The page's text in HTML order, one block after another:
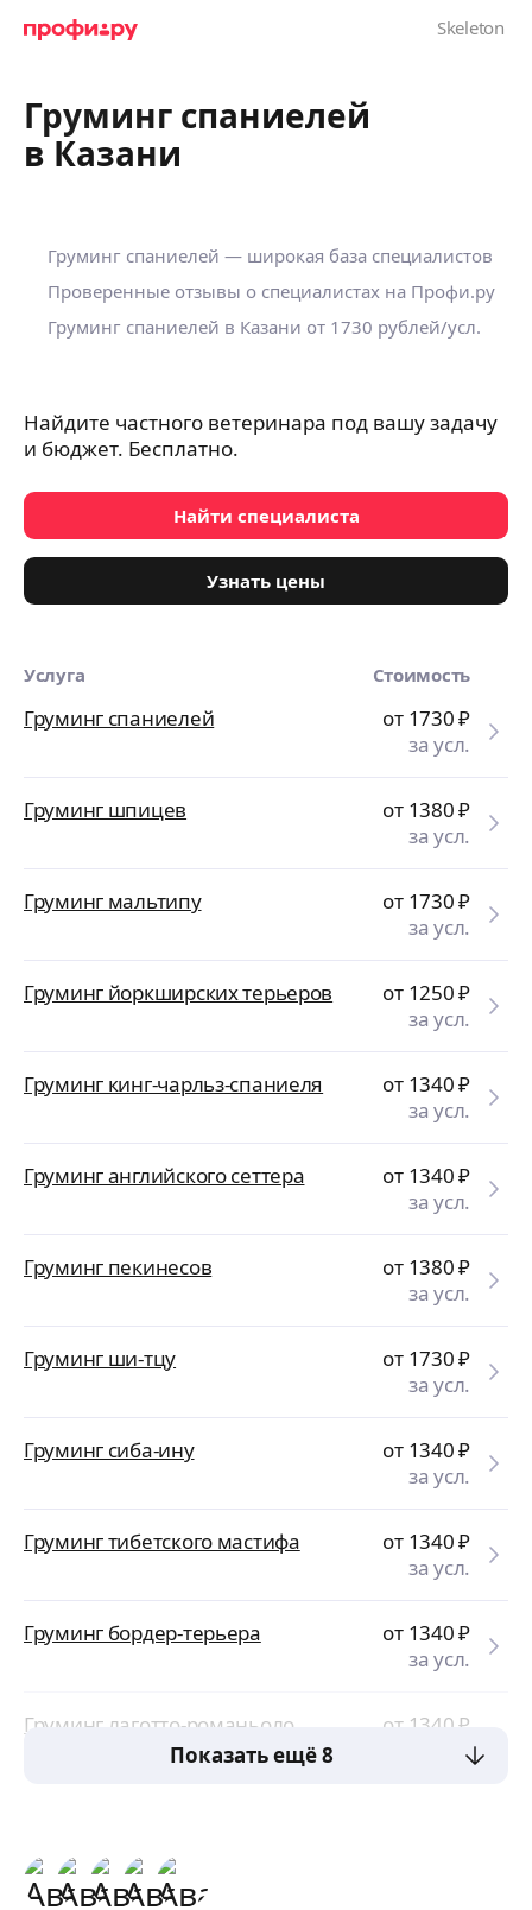
Груминг спаниелей
в Казани
Груминг спаниелей — широкая база специалистов
Проверенные отзывы о специалистах на Профи.ру
Груминг спаниелей в Казани от 1730 рублей/усл.
Найдите частного ветеринара под вашу задачу
и бюджет. Бесплатно.
Найти специалиста
Узнать цены
Услуга Стоимость
Груминг спаниелей от 1730₽
за усл.
Груминг шпицев от 1380₽
за усл.
Груминг мальтипу от 1730₽
за усл.
Груминг йоркширских терьеров от 1250₽
за усл.
Груминг кинг-чарльз-спаниеля от 1340₽
за усл.
Груминг английского сеттера от 1340₽
за усл.
Груминг пекинесов от 1380₽
за усл.
Груминг ши-тцу от 1730₽
за усл.
Груминг сиба-ину от 1340₽
за усл.
Груминг тибетского мастифа от 1340₽
за усл.
Груминг бордер-терьера от 1340₽
за усл.
Груминг лаготто-романьоло от 1340₽
за усл.
Показать ещё 8